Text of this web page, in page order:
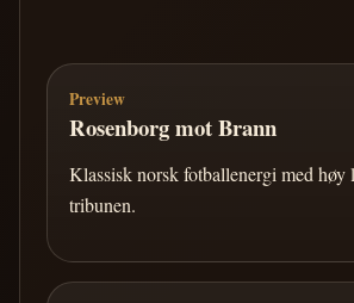
Preview
Rosenborg mot Brann
Klassisk norsk fotballenergi med høy
tribunen.